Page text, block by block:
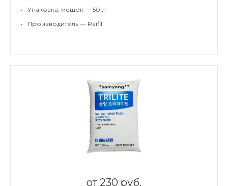
•
Упаковка, мешок — 50 л
•
Производитель — Raifil
от 230 руб.